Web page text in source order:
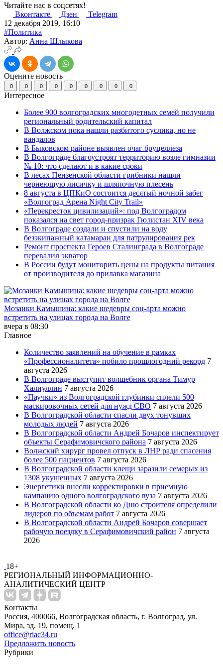
Читайте нас в соцсетях!
Вконтакте
Дзен
Telegram
12 декабря 2019, 16:10
#Политика
Автор: Анна Шлыкова
Оцените новость
0 0 0 0 0 0 0 0 0
Интересное
Более 900 волгоградских многодетных семей получили
региональный родительский капитал
В Волжском пока нашли разбитого суслика, но не
вандалов
В Быковском районе выявлен очаг бруцеллеза
В Волгограде благоустроят территорию возле гимназии
№ 10: что сделают и в какие сроки
В лесах Пензенской области грибники нашли
чернеющую лисичку и шляпочную плесень
8 августа в ЦПКиО состоится десятый ночной забег
«Волгоград Арена Night City Trail»
«Перекресток цивилизаций»: под Волгоградом
показался на свет город-призрак Гюлистан XIV века
В Волгограде создали и спустили на воду
безэкипажный катамаран для патрулирования рек
Ремонт проспекта Героев Сталинграда в Волгограде
перевалил экватор
В России будут мониторить цены на продукты питания
от производителя до прилавка магазина
Мозаики Камышина: какие шедевры соц-арта можно
встретить на улицах города на Волге
вчера в 08:30
Главное
Количество заявлений на обучение в рамках
«Профессионалитета» побило прошлогодний рекорд 7
августа 2026
В Волгограде выступит волшебник органа Тимур
Халиуллин 7 августа 2026
«Паучки» из Волгоградской глубинки сплели 500
маскировочных сетей для нужд СВО 7 августа 2026
В Волгоградской области спасли двух тонувших
молодых людей 7 августа 2026
В Волгоградской области Андрей Бочаров инспектирует
объекты Серафимовичского района 7 августа 2026
Волжский хирург провел отпуск в ЛНР ради спасения
более 500 пациентов 7 августа 2026
В Волгоградской области клещи заразили семерых из
1308 укушенных 7 августа 2026
Энергетики внесли корректировки в приемную
кампанию одного волгоградского вуза 7 августа 2026
В Волгоградской области ко Дню строителя определили
лидеров по объемам работ 7 августа 2026
В Волгоградской области Андрей Бочаров совершает
рабочую поездку в Серафимовичский район 7 августа
2026
18+
РЕГИОНАЛЬНЫЙ ИНФОРМАЦИОННО-
АНАЛИТИЧЕСКИЙ ЦЕНТР
Контакты
Россия, 400066, Волгоградская область, г. Волгоград, ул.
Мира, зд. 19, помещ. 1
office@riac34.ru
Предложить новость
Рубрики